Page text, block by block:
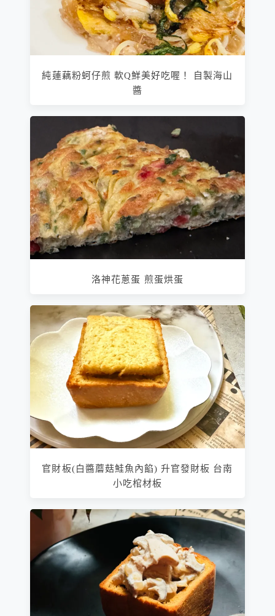
純蓮藕粉蚵仔煎 軟Q鮮美好吃喔！ 自製海山
醬
洛神花蔥蛋 煎蛋烘蛋
官財板(白醬蘑菇鮭魚內餡) 升官發財板 台南
小吃棺材板